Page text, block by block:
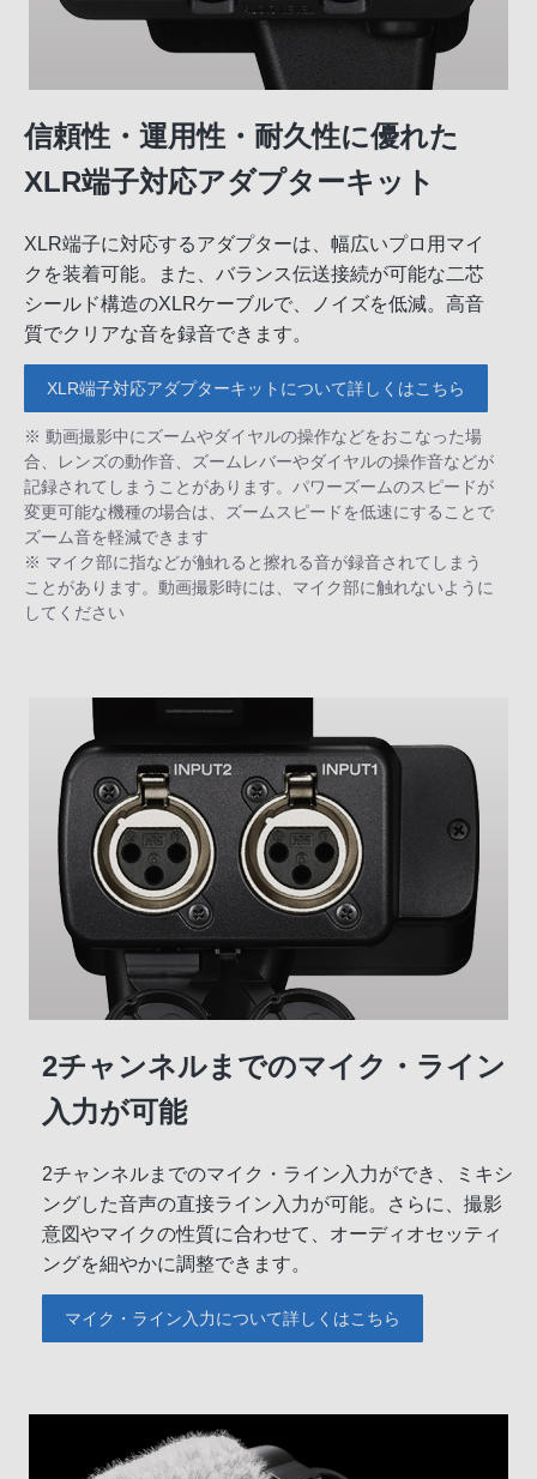
信頼性・運用性・耐久性に優れた
XLR端子対応アダプターキット
XLR端子に対応するアダプターは、幅広いプロ用マイ
クを装着可能。また、バランス伝送接続が可能な二芯
シールド構造のXLRケーブルで、ノイズを低減。高音
質でクリアな音を録音できます。
XLR端子対応アダプターキットについて詳しくはこちら
※ 動画撮影中にズームやダイヤルの操作などをおこなった場
合、レンズの動作音、ズームレバーやダイヤルの操作音などが
記録されてしまうことがあります。パワーズームのスピードが
変更可能な機種の場合は、ズームスピードを低速にすることで
ズーム音を軽減できます
※ マイク部に指などが触れると擦れる音が録音されてしまう
ことがあります。動画撮影時には、マイク部に触れないように
してください
2チャンネルまでのマイク・ライン
入力が可能
2チャンネルまでのマイク・ライン入力ができ、ミキシ
ングした音声の直接ライン入力が可能。さらに、撮影
意図やマイクの性質に合わせて、オーディオセッティ
ングを細やかに調整できます。
マイク・ライン入力について詳しくはこちら